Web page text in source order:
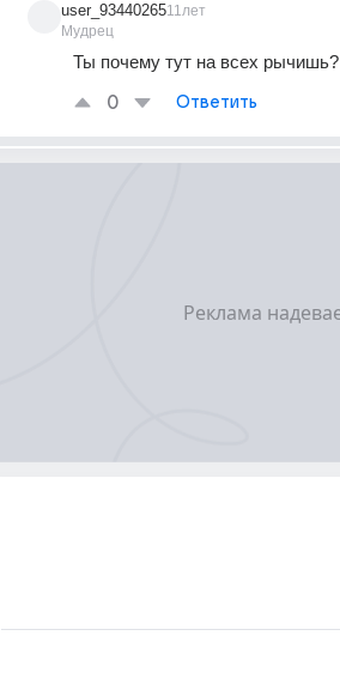
user_93440265
Мудрец
11лет
Ты почему тут на всех рычишь?
0 Ответить